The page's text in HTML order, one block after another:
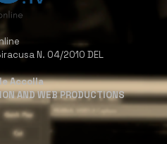
N. 04/2010 DEL
Accolla
AND WEB PRODUCTIONS